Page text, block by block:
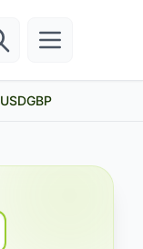
USDGBP